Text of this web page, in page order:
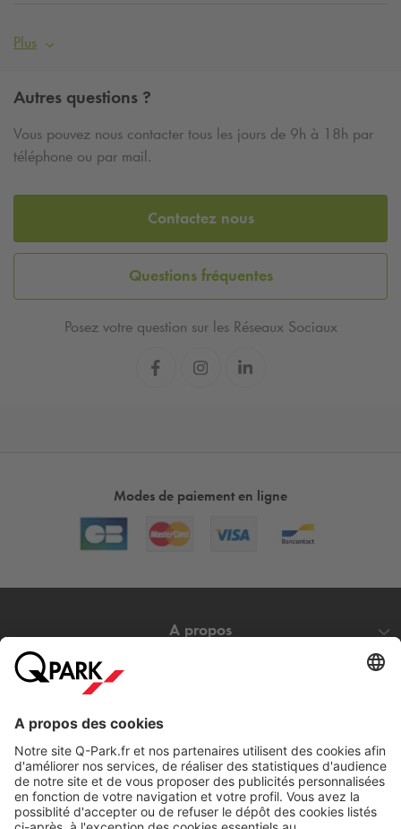
Plus
Autres questions ?
Vous pouvez nous contacter tous les jours de 9h à 18h par
téléphone ou par mail.
Contactez nous
Questions fréquentes
Posez votre question sur les Réseaux Sociaux
Modes de paiement en ligne
A propos
Nos services